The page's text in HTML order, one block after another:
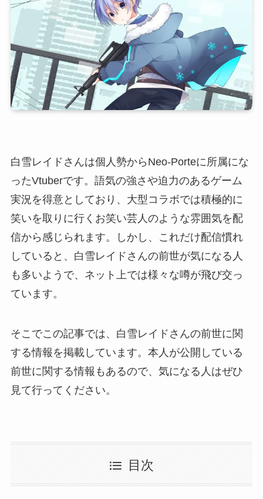
白雪レイドさんは個人勢からNeo-Porteに所属にな
ったVtuberです。語気の強さや迫力のあるゲーム
実況を得意としており、大型コラボでは積極的に
笑いを取りに行くお笑い芸人のような雰囲気を配
信から感じられます。しかし、これだけ配信慣れ
していると、白雪レイドさんの前世が気になる人
も多いようで、ネット上では様々な噂が飛び交っ
ています。
そこでこの記事では、白雪レイドさんの前世に関
する情報を掲載しています。本人が公開している
前世に関する情報もあるので、気になる人はぜひ
見て行ってください。
目次